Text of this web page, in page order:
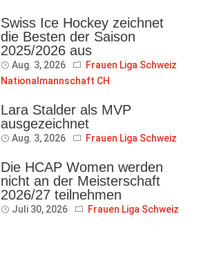
Swiss Ice Hockey zeichnet
die Besten der Saison
2025/2026 aus
Aug. 3, 2026
Frauen Liga Schweiz
Nationalmannschaft CH
Lara Stalder als MVP
ausgezeichnet
Aug. 3, 2026 Frauen Liga Schweiz
Die HCAP Women werden
nicht an der Meisterschaft
2026/27 teilnehmen
Juli 30, 2026 Frauen Liga Schweiz